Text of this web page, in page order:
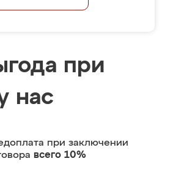
при
нас
при заключении
всего 10%